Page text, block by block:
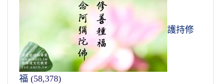
護持修
福 (58,378)